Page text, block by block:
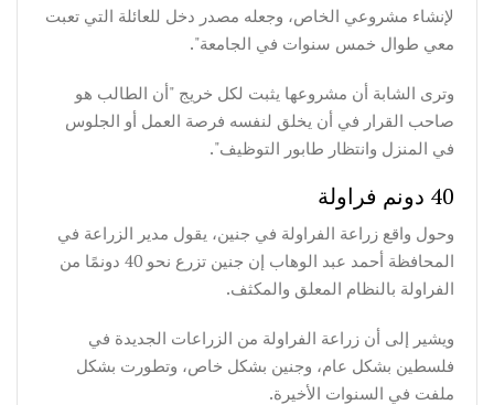
لإنشاء مشروعي الخاص، وجعله مصدر دخل للعائلة التي تعبت
معي طوال خمس سنوات في الجامعة".
وترى الشابة أن مشروعها يثبت لكل خريج "أن الطالب هو
صاحب القرار في أن يخلق لنفسه فرصة العمل أو الجلوس
في المنزل وانتظار طابور التوظيف".
40 دونم فراولة
وحول واقع زراعة الفراولة في جنين، يقول مدير الزراعة في
المحافظة أحمد عبد الوهاب إن جنين تزرع نحو 40 دونمًا من
الفراولة بالنظام المعلق والمكثف.
ويشير إلى أن زراعة الفراولة من الزراعات الجديدة في
فلسطين بشكل عام، وجنين بشكل خاص، وتطورت بشكل
ملفت في السنوات الأخيرة.